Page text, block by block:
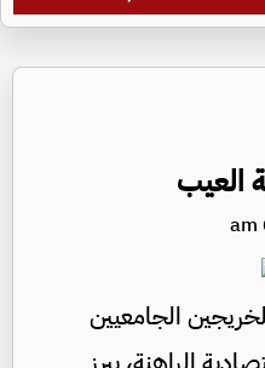
العيب
الجامعيين